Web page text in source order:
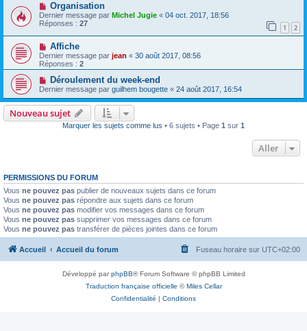
Organisation
Dernier message par Michel Jugie « 04 oct. 2017, 18:56
Réponses : 27 1 2
Affiche
Dernier message par jean « 30 août 2017, 08:56
Réponses : 2
Déroulement du week-end
Dernier message par guilhem bougette « 24 août 2017, 16:54
Nouveau sujet
Marquer les sujets comme lus • 6 sujets • Page 1 sur 1
Aller
PERMISSIONS DU FORUM
Vous ne pouvez pas publier de nouveaux sujets dans ce forum
Vous ne pouvez pas répondre aux sujets dans ce forum
Vous ne pouvez pas modifier vos messages dans ce forum
Vous ne pouvez pas supprimer vos messages dans ce forum
Vous ne pouvez pas transférer de pièces jointes dans ce forum
Accueil Accueil du forum Fuseau horaire sur UTC+02:00
Développé parphpBB® Forum Software © phpBB Limited
Traduction française officielle ©Miles Cellar
Confidentialité | Conditions